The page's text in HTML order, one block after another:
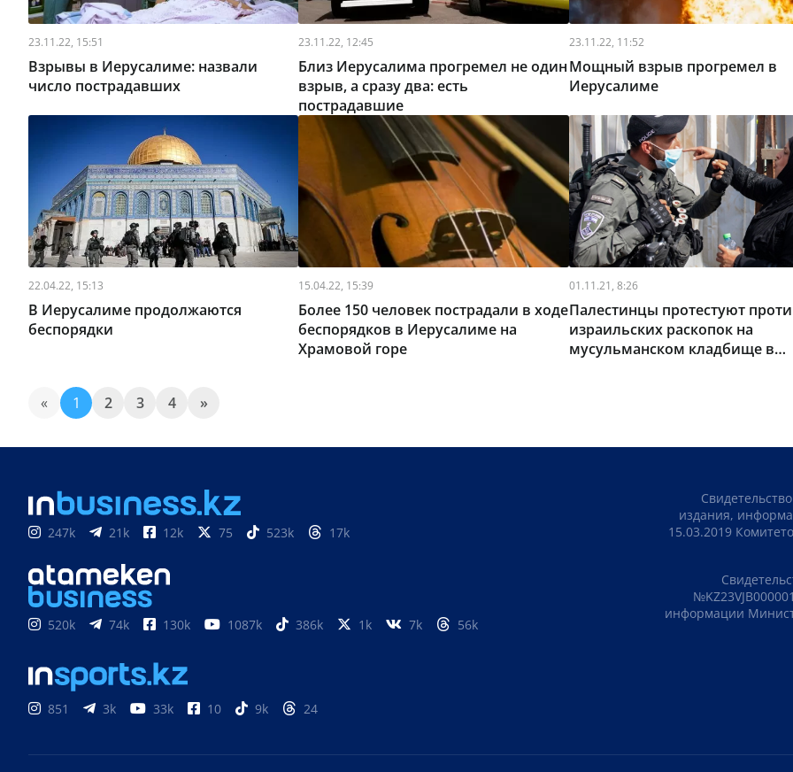
23.11.22, 15:51
Взрывы в Иерусалиме: назвали
число пострадавших
23.11.22, 12:45
Близ Иерусалима прогремел не один
взрыв, а сразу два: есть
пострадавшие
23.11.22, 11:52
Мощный взрыв прогремел в
Иерусалиме
22.04.22, 15:13
В Иерусалиме продолжаются
беспорядки
15.04.22, 15:39
Более 150 человек пострадали в ходе
беспорядков в Иерусалиме на
Храмовой горе
01.11.21, 8:26
Палестинцы протестуют
израильских раскопок на
мусульманском кладбище в
«
1 2 3 4 »
247k 21k 12k 75 523k 17k
520k 74k 130k 1087k 386k 1k 7k 56k
851 3k 33k 10 9k 24
издания,
15.03.2019
информации